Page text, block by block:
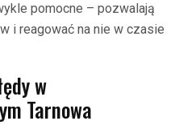
pomocne – pozwalają
i reagować na nie w czasie
w
Tarnowa